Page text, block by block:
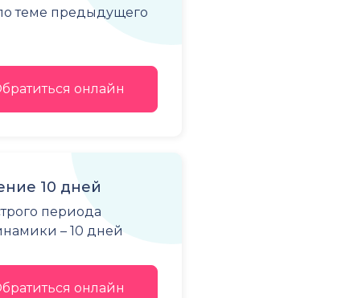
теме предыдущего
онлайн
10 дней
периода
– 10 дней
онлайн